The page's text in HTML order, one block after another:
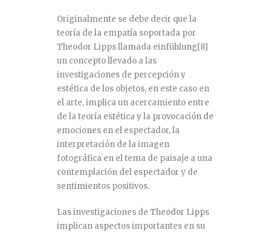
Originalmente se debe decir que la
teoría de la empatía soportada por
Theodor Lipps llamada einfühlung[8]
un concepto llevado a las
investigaciones de percepción y
estética de los objetos, en este caso en
el arte, implica un acercamiento entre
de la teoría estética y la provocación de
emociones en el espectador, la
interpretación de la imagen
fotográfica en el tema de paisaje a una
contemplación del espectador y de
sentimientos positivos.
Las investigaciones de Theodor Lipps
implican aspectos importantes en su